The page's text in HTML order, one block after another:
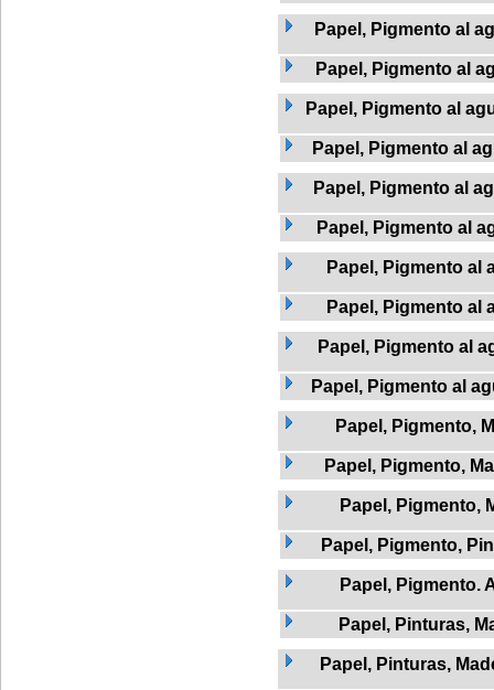
Papel, Pigmento al
Papel, Pigmento al
Papel, Pigmento al
Papel, Pigmento al
Papel, Pigmento al
Papel, Pigmento al
Papel, Pigmento al
Papel, Pigmento al
Papel, Pigmento al
Papel, Pigmento al
Papel, Pigmento,
Papel, Pigmento,
Papel, Pigmento,
Papel, Pigmento,
Papel, Pigmento.
Papel, Pinturas,
Papel, Pinturas,